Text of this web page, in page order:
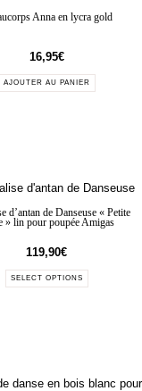
Anna en lycra gold
16,95€
AJOUTER AU PANIER
d’antan de Danseuse « Petite
» lin pour poupée Amigas
119,90€
SELECT OPTIONS